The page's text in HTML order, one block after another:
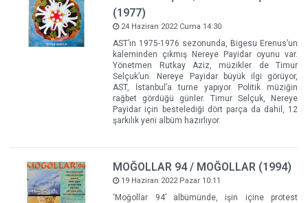
(1977)
24 Haziran 2022 Cuma 14:30
AST’ın 1975-1976 sezonunda, Bigesu Erenus’un
kaleminden çıkmış Nereye Payidar oyunu var.
Yönetmen Rutkay Aziz, müzikler de Timur
Selçuk’un. Nereye Payidar büyük ilgi görüyor,
AST, İstanbul’a turne yapıyor. Politik müziğin
rağbet gördüğü günler. Timur Selçuk, Nereye
Payidar için bestelediği dört parça da dahil, 12
şarkılık yeni albüm hazırlıyor.
MOĞOLLAR 94 / MOĞOLLAR (1994)
19 Haziran 2022 Pazar 10:11
‘Moğollar 94’ albümünde, işin içine protest